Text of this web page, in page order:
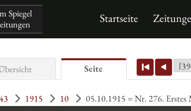
Spiegel
Startseite
Seite
1915 10 05.10.1915 = Nr. 276. Erstes